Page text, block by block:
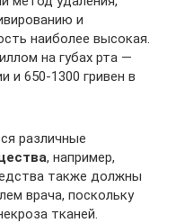
и
наиболее высокая.
на губах рта —
и 650-1300 гривен в
различные
, например,
также должны
врача, поскольку
тканей.